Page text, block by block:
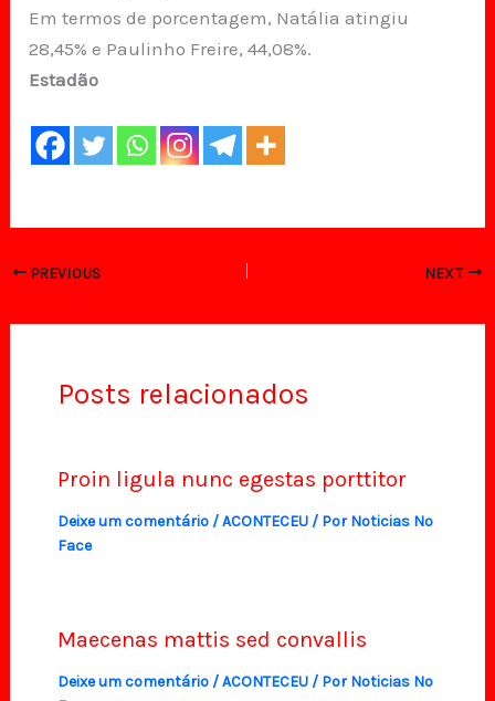
Em termos de porcentagem, Natália atingiu
28,45% e Paulinho Freire, 44,08%.
Estadão
PREVIOUS NEXT
Posts relacionados
Proin ligula nunc egestas porttitor
Deixe um comentário /ACONTECEU/ Por Noticias No
Face
Maecenas mattis sed convallis
Deixe um comentário /ACONTECEU/ Por Noticias No